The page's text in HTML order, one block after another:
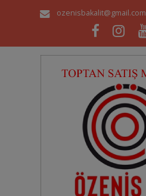
ozenisbakalit@gmail.com